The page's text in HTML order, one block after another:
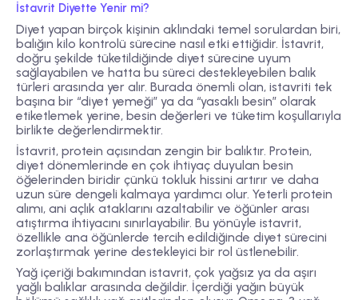
İstavrit Diyette Yenir mi?
Diyet yapan birçok kişinin aklındaki temel sorulardan biri,
balığın kilo kontrolü sürecine nasıl etki ettiğidir. İstavrit,
doğru şekilde tüketildiğinde diyet sürecine uyum
sağlayabilen ve hatta bu süreci destekleyebilen balık
türleri arasında yer alır. Burada önemli olan, istavriti tek
başına bir “diyet yemeği” ya da “yasaklı besin” olarak
etiketlemek yerine, besin değerleri ve tüketim koşullarıyla
birlikte değerlendirmektir.
İstavrit, protein açısından zengin bir balıktır. Protein,
diyet dönemlerinde en çok ihtiyaç duyulan besin
öğelerinden biridir çünkü tokluk hissini artırır ve daha
uzun süre dengeli kalmaya yardımcı olur. Yeterli protein
alımı, ani açlık ataklarını azaltabilir ve öğünler arası
atıştırma ihtiyacını sınırlayabilir. Bu yönüyle istavrit,
özellikle ana öğünlerde tercih edildiğinde diyet sürecini
zorlaştırmak yerine destekleyici bir rol üstlenebilir.
Yağ içeriği bakımından istavrit, çok yağsız ya da aşırı
yağlı balıklar arasında değildir. İçerdiği yağın büyük